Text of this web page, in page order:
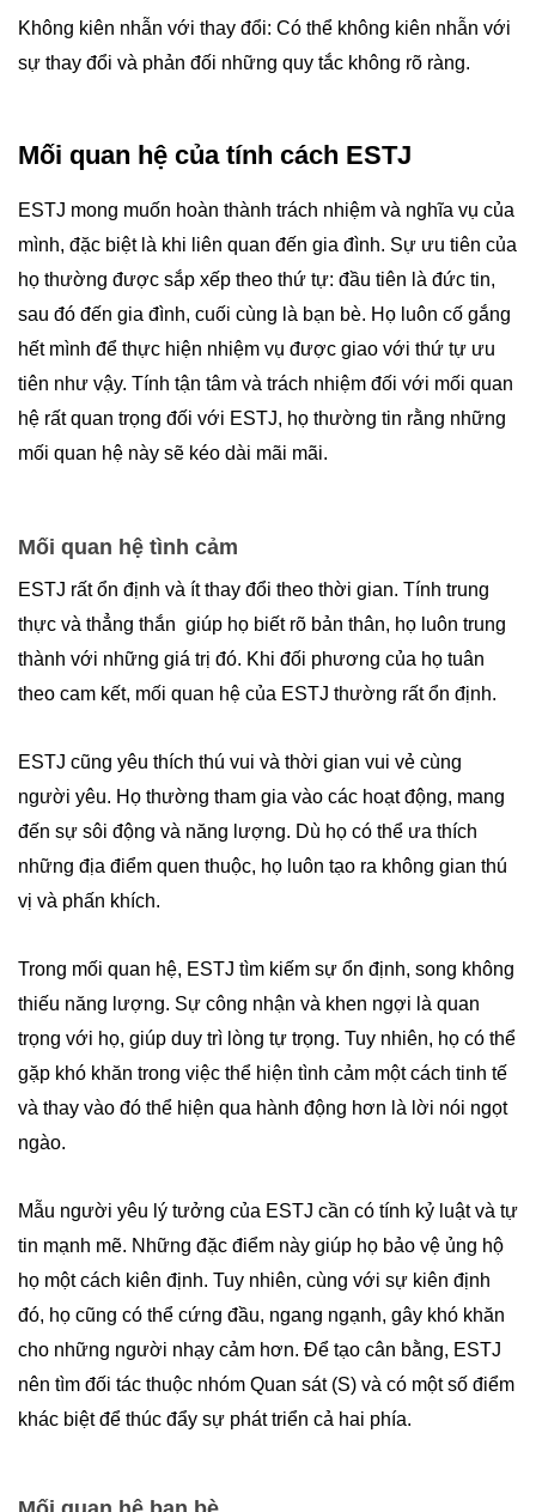
Không kiên nhẫn với thay đổi: Có thể không kiên nhẫn với
sự thay đổi và phản đối những quy tắc không rõ ràng.
Mối quan hệ của tính cách ESTJ
ESTJ mong muốn hoàn thành trách nhiệm và nghĩa vụ của
mình, đặc biệt là khi liên quan đến gia đình. Sự ưu tiên của
họ thường được sắp xếp theo thứ tự: đầu tiên là đức tin,
sau đó đến gia đình, cuối cùng là bạn bè. Họ luôn cố gắng
hết mình để thực hiện nhiệm vụ được giao với thứ tự ưu
tiên như vậy. Tính tận tâm và trách nhiệm đối với mối quan
hệ rất quan trọng đối với ESTJ, họ thường tin rằng những
mối quan hệ này sẽ kéo dài mãi mãi.
Mối quan hệ tình cảm
ESTJ rất ổn định và ít thay đổi theo thời gian. Tính trung
thực và thẳng thắn giúp họ biết rõ bản thân, họ luôn trung
thành với những giá trị đó. Khi đối phương của họ tuân
theo cam kết, mối quan hệ của ESTJ thường rất ổn định.
ESTJ cũng yêu thích thú vui và thời gian vui vẻ cùng
người yêu. Họ thường tham gia vào các hoạt động, mang
đến sự sôi động và năng lượng. Dù họ có thể ưa thích
những địa điểm quen thuộc, họ luôn tạo ra không gian thú
vị và phấn khích.
Trong mối quan hệ, ESTJ tìm kiếm sự ổn định, song không
thiếu năng lượng. Sự công nhận và khen ngợi là quan
trọng với họ, giúp duy trì lòng tự trọng. Tuy nhiên, họ có thể
gặp khó khăn trong việc thể hiện tình cảm một cách tinh tế
và thay vào đó thể hiện qua hành động hơn là lời nói ngọt
ngào.
Mẫu người yêu lý tưởng của ESTJ cần có tính kỷ luật và tự
tin mạnh mẽ. Những đặc điểm này giúp họ bảo vệ ủng hộ
họ một cách kiên định. Tuy nhiên, cùng với sự kiên định
đó, họ cũng có thể cứng đầu, ngang ngạnh, gây khó khăn
cho những người nhạy cảm hơn. Để tạo cân bằng, ESTJ
nên tìm đối tác thuộc nhóm Quan sát (S) và có một số điểm
khác biệt để thúc đẩy sự phát triển cả hai phía.